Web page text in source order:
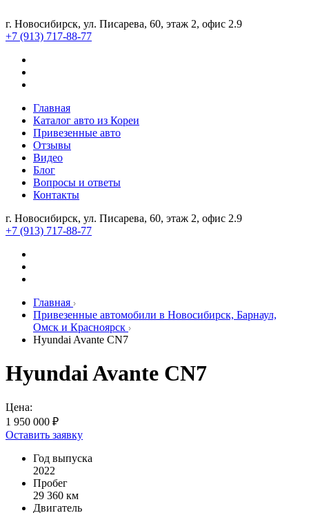
г. Новосибирск, ул. Писарева, 60, этаж 2, офис 2.9
+7 (913) 717-88-77
Главная
Каталог авто из Кореи
Привезенные авто
Отзывы
Видео
Блог
Вопросы и ответы
Контакты
г. Новосибирск, ул. Писарева, 60, этаж 2, офис 2.9
+7 (913) 717-88-77
Главная
Привезенные автомобили в Новосибирск, Барнаул,
Омск и Красноярск
Hyundai Avante CN7
Hyundai Avante CN7
Цена:
1 950 000 ₽
Оставить заявку
Год выпуска
2022
Пробег
29 360 км
Двигатель